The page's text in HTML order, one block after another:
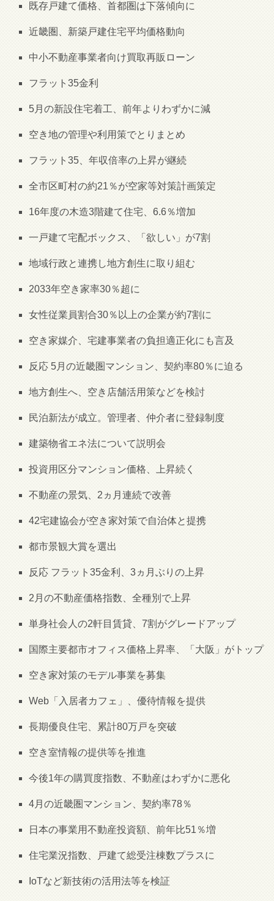
既存戸建て価格、首都圏は下落傾向に
近畿圏、新築戸建住宅平均価格動向
中小不動産事業者向け買取再販ローン
フラット35金利
5月の新設住宅着工、前年よりわずかに減
空き地の管理や利用策でとりまとめ
フラット35、年収倍率の上昇が継続
全市区町村の約21％が空家等対策計画策定
16年度の木造3階建て住宅、6.6％増加
一戸建て宅配ボックス、「欲しい」が7割
地域行政と連携し地方創生に取り組む
2033年空き家率30％超に
女性従業員割合30％以上の企業が約7割に
空き家媒介、宅建事業者の負担適正化にも言及
反応 5月の近畿圏マンション、契約率80％に迫る
地方創生へ、空き店舗活用策などを検討
民泊新法が成立。管理者、仲介者に登録制度
建築物省エネ法について説明会
投資用区分マンション価格、上昇続く
不動産の景気、2ヵ月連続で改善
42宅建協会が空き家対策で自治体と提携
都市景観大賞を選出
反応 フラット35金利、3ヵ月ぶりの上昇
2月の不動産価格指数、全種別で上昇
単身社会人の2軒目賃貸、7割がグレードアップ
国際主要都市オフィス価格上昇率、「大阪」がトップ
空き家対策のモデル事業を募集
Web「入居者カフェ」、優待情報を提供
長期優良住宅、累計80万戸を突破
空き室情報の提供等を推進
今後1年の購買度指数、不動産はわずかに悪化
4月の近畿圏マンション、契約率78％
日本の事業用不動産投資額、前年比51％増
住宅業況指数、戸建て総受注棟数プラスに
IoTなど新技術の活用法等を検証